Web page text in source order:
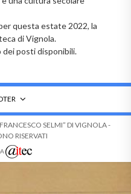
questa estate 2022, la
di Vignola.
posti disponibili.
SELMI” DI VIGNOLA -
RISERVATI